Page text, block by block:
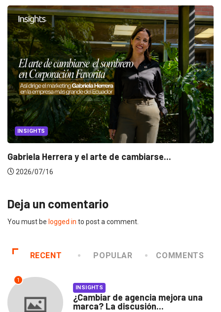
INSIGHTS
Gabriela Herrera y el arte de cambiarse...
2026/07/16
Deja un comentario
You must be logged in to post a comment.
RECENT POPULAR COMMENTS
1
INSIGHTS
¿Cambiar de agencia mejora una
marca? La discusión...